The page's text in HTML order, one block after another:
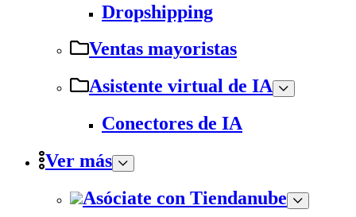
Dropshipping
Ventas mayoristas
Asistente virtual de IA
Conectores de IA
Ver más
Asóciate con Tiendanube